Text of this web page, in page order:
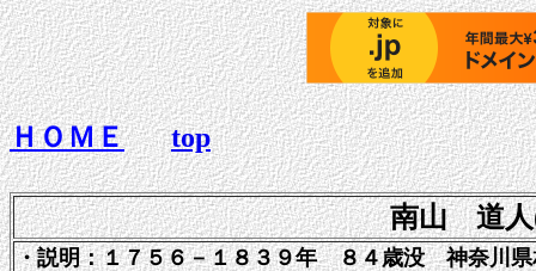
ＨＯＭＥ top
南山 道
・説明：１７５６－１８３９年 ８４歳没 神奈川県